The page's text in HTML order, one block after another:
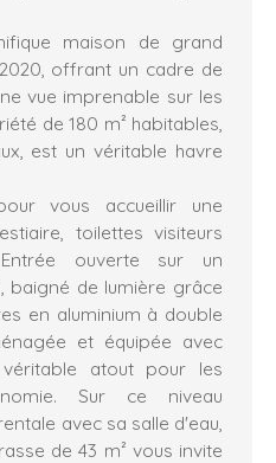
maison de grand
offrant un cadre de
vue imprenable sur les
de 180 m² habitables,
est un véritable havre
vous accueillir une
toilettes visiteurs
ouverte sur un
baigné de lumière grâce
en aluminium à double
et équipée avec
atout pour les
Sur ce niveau
avec sa salle d'eau,
de 43 m² vous invite